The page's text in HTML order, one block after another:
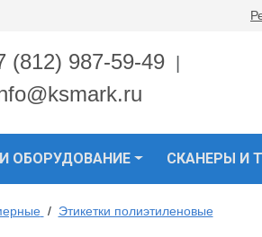
(812) 987-59-49
ОБОРУДОВАНИЕ СКАНЕРЫ И
/ Этикетки полиэтиленовые